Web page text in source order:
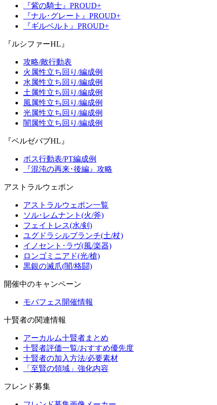
『紫の騎士』PROUD+
『ナル･グレート』PROUD+
『ギルベルト』PROUD+
『ルシファーHL』
攻略/敵行動表
火属性立ち回り/編成例
水属性立ち回り/編成例
土属性立ち回り/編成例
風属性立ち回り/編成例
光属性立ち回り/編成例
闇属性立ち回り/編成例
『ベルゼバブHL』
ボス行動表/PT編成例
『混沌の再来･後編』攻略
アストラルウェポン
アストラルウェポン一覧
ソル･レムナント(火/斧)
フェイトレス(水/剣)
ユグドラシルブランチ(土/杖)
イノセント･ラヴ(風/楽器)
ロンゴミニアド(光/槍)
黒銀の滅爪(闇/格闘)
開催中のキャンペーン
モバフェス開催情報
十賢者の関連情報
アーカルム十賢者まとめ
十賢者評価一覧/おすすめ優先度
十賢者の加入方法/必要素材
「至賢の領域」強化内容
フレンド募集